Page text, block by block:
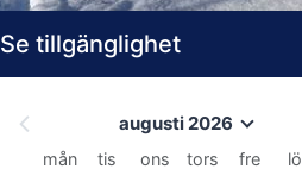
Se tillgänglighet
augusti 2026
mån tis ons tors fre